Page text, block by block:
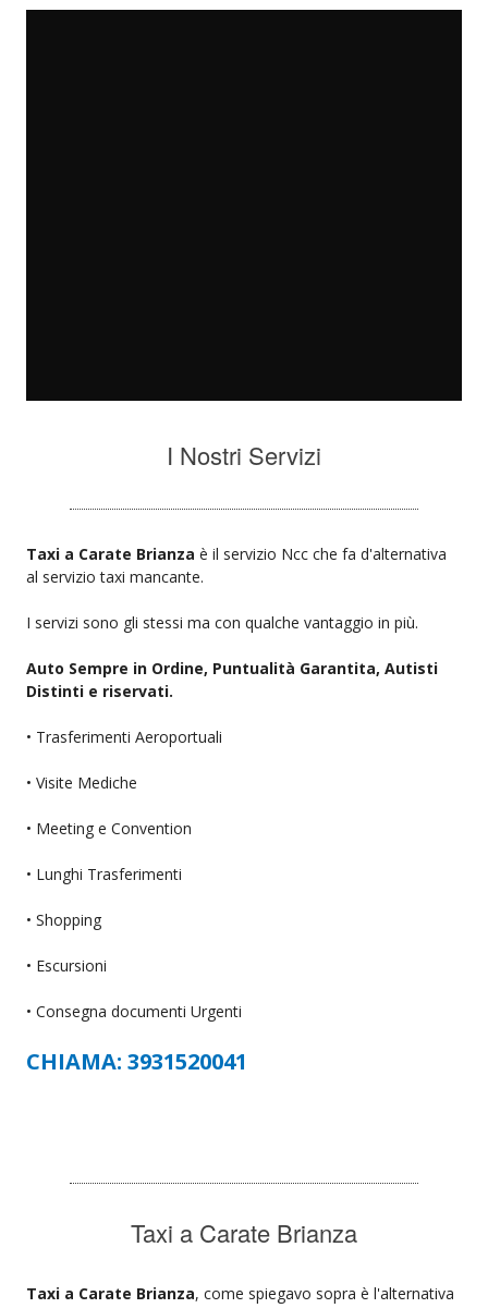
I Nostri Servizi
Taxi a Carate Brianza è il servizio Ncc che fa d'alternativa
al servizio taxi mancante.
I servizi sono gli stessi ma con qualche vantaggio in più.
Auto Sempre in Ordine, Puntualità Garantita, Autisti
Distinti e riservati.
• Trasferimenti Aeroportuali
• Visite Mediche
• Meeting e Convention
• Lunghi Trasferimenti
• Shopping
• Escursioni
• Consegna documenti Urgenti
CHIAMA: 3931520041
Taxi a Carate Brianza
Taxi a Carate Brianza, come spiegavo sopra è l'alternativa